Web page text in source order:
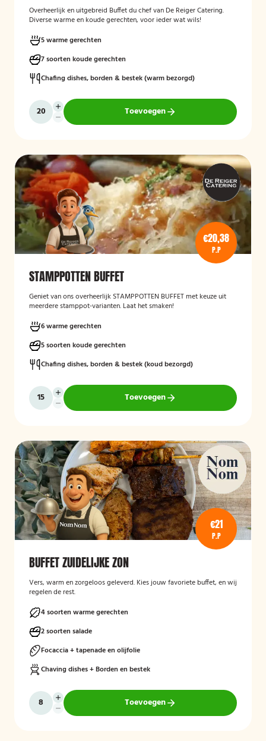
Overheerlijk en uitgebreid Buffet du chef van De Reiger Catering.
Diverse warme en koude gerechten, voor ieder wat wils!
5 warme gerechten
7 soorten koude gerechten
Chafing dishes, borden & bestek (warm bezorgd)
Toevoegen
€20,38
P.P
STAMPPOTTEN BUFFET
Geniet van ons overheerlijk STAMPPOTTEN BUFFET met keuze uit
meerdere stamppot-varianten. Laat het smaken!
6 warme gerechten
5 soorten koude gerechten
Chafing dishes, borden & bestek (koud bezorgd)
Toevoegen
€21
P.P
BUFFET ZUIDELIJKE ZON
Vers, warm en zorgeloos geleverd. Kies jouw favoriete buffet, en wij
regelen de rest.
4 soorten warme gerechten
2 soorten salade
Focaccia + tapenade en olijfolie
Chaving dishes + Borden en bestek
Toevoegen